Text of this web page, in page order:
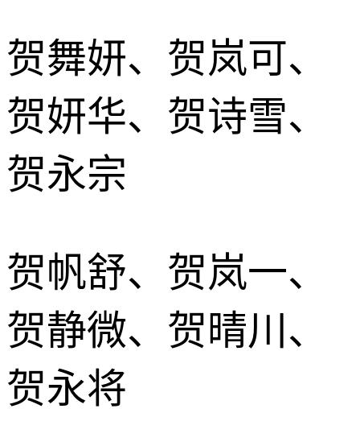
贺舞妍、贺岚可、
贺妍华、贺诗雪、
贺永宗
贺帆舒、贺岚一、
贺静微、贺晴川、
贺永将